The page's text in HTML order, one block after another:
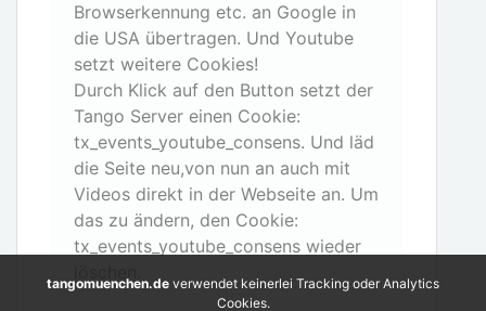
Browserkennung etc. an Google in
die USA übertragen. Und Youtube
setzt weitere Cookies!
Durch Klick auf den Button setzt der
Tango Server einen Cookie:
tx_events_youtube_consens. Und läd
die Seite neu,von nun an auch mit
Videos direkt in der Webseite an. Um
das zu ändern, den Cookie:
tx_events_youtube_consens wieder
tangomuenchen.de verwendet keinerlei Tracking oder Analytics
Cookies.